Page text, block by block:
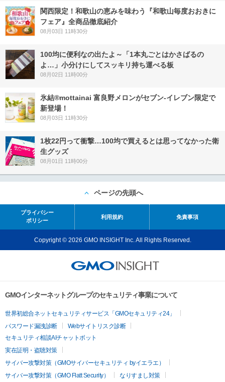
関西限定！和歌山の恵みを味わう『和歌山毎度おおきに
フェア』全商品徹底紹介
08月03日 11時30分
100均に便利なの出たよ～「1本丸ごとはかさばるの
よ…」小分けにしてスッキリ持ち運べる板
08月02日 11時00分
氷結®mottainai 富良野メロンがセブン‐イレブン限定で
新登場！
08月03日 11時30分
1枚22円って衝撃…100均で買えるとは思ってなかった衛
生グッズ
08月01日 11時00分
ページの先頭へ
プライバシー
ポリシー
利用規約 免責事項
Copyright © 2026 GMO INSIGHT Inc. All Rights Reserved.
GMOインターネットグループのセキュリティ事業について
世界初総合ネットセキュリティサービス「GMOセキュリティ24」
パスワード漏洩診断
Webサイトリスク診断
セキュリティ相談AIチャットボット
実在証明・盗聴対策
サイバー攻撃対策（GMOサイバーセキュリティ byイエラエ）
サイバー攻撃対策（GMO Flatt Security）
なりすまし対策